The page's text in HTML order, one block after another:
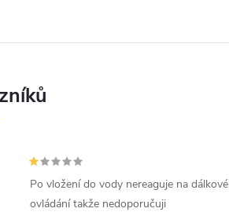
Po vložení do vody nereaguje na dálkové
ovládání takže nedoporučuji